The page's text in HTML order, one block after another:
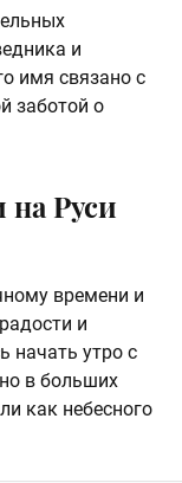
и
имя связано с
заботой о
на Руси
времени и
и
начать утро с
в больших
как небесного